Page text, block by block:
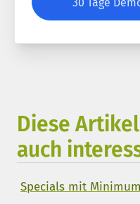
Diese
auch
Specials mit